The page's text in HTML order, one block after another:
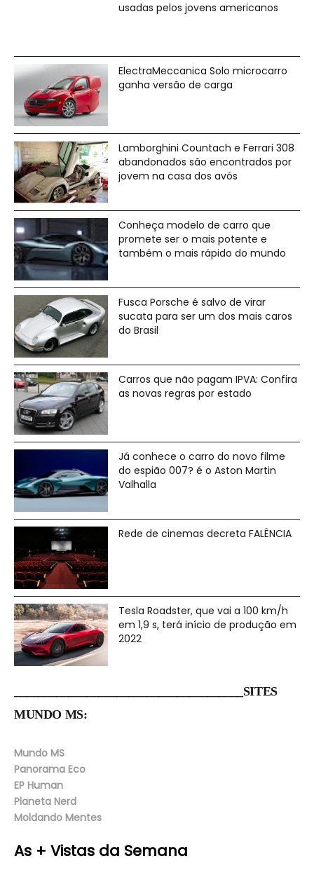
usadas pelos jovens americanos
ElectraMeccanica Solo microcarro
ganha versão de carga
Lamborghini Countach e Ferrari 308
abandonados são encontrados por
jovem na casa dos avós
Conheça modelo de carro que
promete ser o mais potente e
também o mais rápido do mundo
Fusca Porsche é salvo de virar
sucata para ser um dos mais caros
do Brasil
Carros que não pagam IPVA: Confira
as novas regras por estado
Já conhece o carro do novo filme
do espião 007? é o Aston Martin
Valhalla
Rede de cinemas decreta FALÊNCIA
Tesla Roadster, que vai a 100 km/h
em 1,9 s, terá início de produção em
2022
______________________________________SITES
MUNDO MS:
Mundo MS
Panorama Eco
EP Human
Planeta Nerd
Moldando Mentes
As + Vistas da Semana